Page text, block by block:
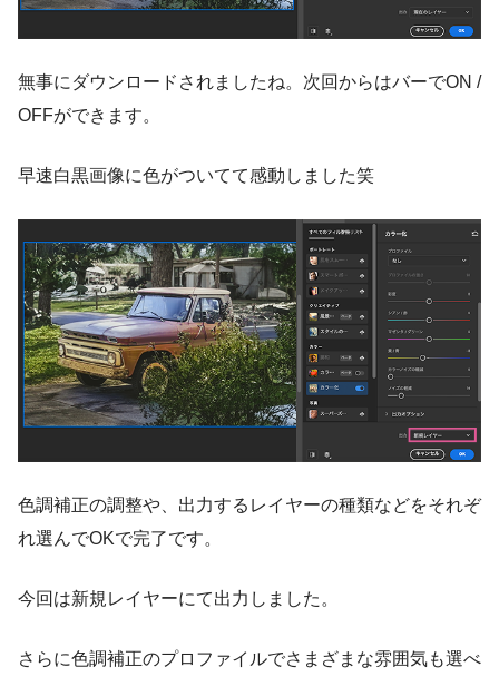
無事にダウンロードされましたね。次回からはバーでON /
OFFができます。
早速白黒画像に色がついてて感動しました笑
色調補正の調整や、出力するレイヤーの種類などをそれぞ
れ選んでOKで完了です。
今回は新規レイヤーにて出力しました。
さらに色調補正のプロファイルでさまざまな雰囲気も選べ